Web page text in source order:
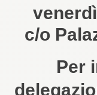
c/o
Per